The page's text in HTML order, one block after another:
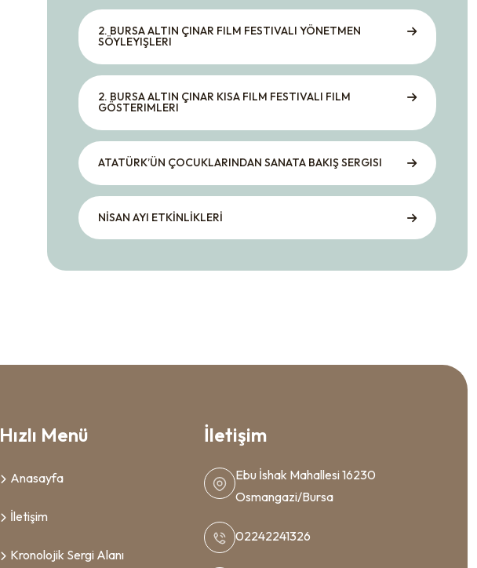
2. BURSA ALTIN ÇINAR FILM FESTIVALI YÖNETMEN
SÖYLEYIŞLERI
2. BURSA ALTIN ÇINAR KISA FILM FESTIVALI FILM
GÖSTERIMLERI
ATATÜRK’ÜN ÇOCUKLARINDAN SANATA BAKIŞ SERGISI
NİSAN AYI ETKİNLİKLERİ
Hızlı Menü
Anasayfa
İletişim
Kronolojik Sergi Alanı
İletişim
Ebu İshak Mahallesi 16230
Osmangazi/Bursa
02242241326